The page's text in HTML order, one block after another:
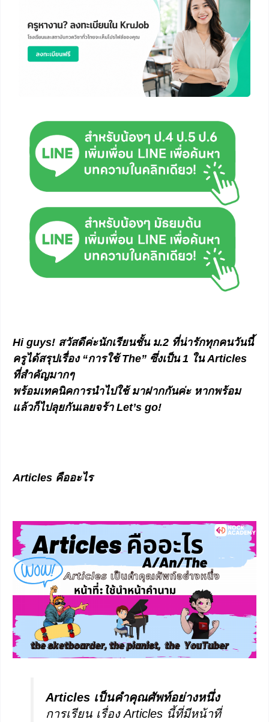
Hi guys! สวัสดีค่ะนักเรียนชั้น ม.2 ที่น่ารักทุกคนวันนี้
ครูได้สรุปเรื่อง “การใช้ The” ซึ่งเป็น 1 ใน Articles
ที่สำคัญมากๆ
พร้อมเทคนิคการนำไปใช้ มาฝากกันค่ะ หากพร้อม
แล้วก็ไปลุยกันเลยจร้า Let’s go!
Articles คืออะไร
Articles เป็นคำคุณศัพท์อย่างหนึ่ง
การเรียน เรื่อง Articles นี้ที่มีหน้าที่